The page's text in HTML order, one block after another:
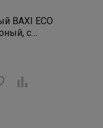
BAXI ECO
с